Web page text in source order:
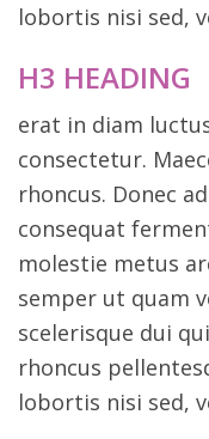
lobortis nisi sed,
H3 HEADING
erat in diam
consectetur.
rhoncus. Donec
consequat
molestie metus
semper ut quam
scelerisque dui
rhoncus
lobortis nisi sed,